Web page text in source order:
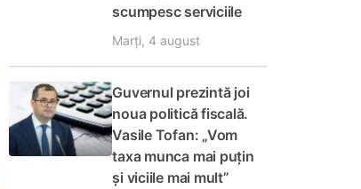
scumpesc serviciile
Marți, 4 august
Guvernul prezintă joi
noua politică fiscală.
Vasile Tofan: „Vom
taxa munca mai puțin
și viciile mai mult”